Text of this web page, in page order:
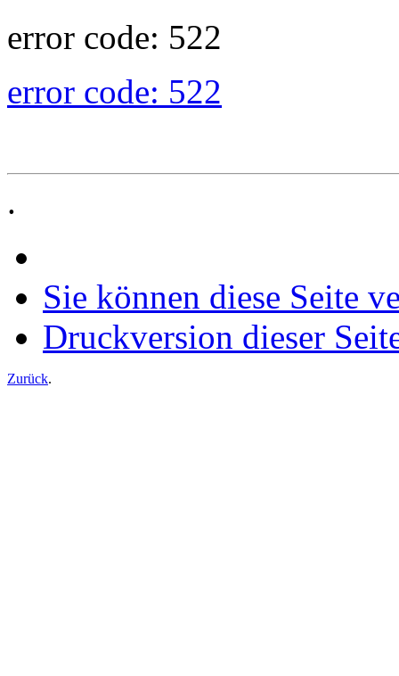
error code: 522
error code: 522
.
Sie können diese Seite
Druckversion dieser
Zurück.